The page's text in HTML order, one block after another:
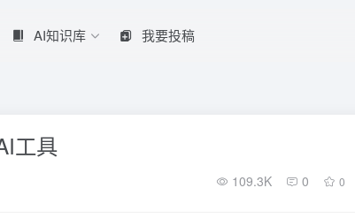
AI知识库 我要投稿
工具
109.3K 0 0